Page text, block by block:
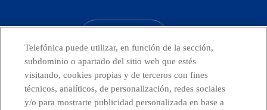
Países y Unidades emergentes
Telefónica puede utilizar, en función de la sección,
subdominio o apartado del sitio web que estés
visitando, cookies propias y de terceros con fines
técnicos, analíticos, de personalización, redes sociales
y/o para mostrarte publicidad personalizada en base a